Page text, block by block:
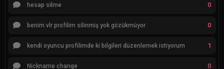
hesap silme 0
benim vlr profilim silinmiş yok gözükmüyor 0
kendi oyuncu profilimde ki bilgileri düzenlemek istiyorum 1
Nickname change 0